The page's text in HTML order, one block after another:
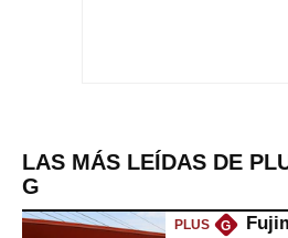
LAS MÁS LEÍDAS DE
G
PLUS G